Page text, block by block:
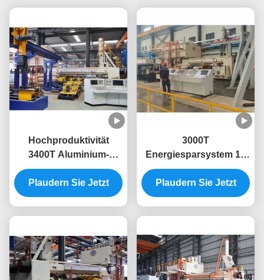
Hochproduktivität
3400T Aluminium-
Extrusionsmaschine für
die Aluminium-
Extrusionspresse
Plaudern Sie Jetzt
3000T
Energiesparsystem 10
Zoll Aluminium-
Strangpressmaschine
Plaudern Sie Jetzt